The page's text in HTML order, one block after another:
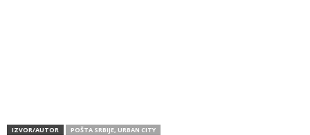
IZVOR/AUTOR
POŠTA SRBIJE, URBAN CITY